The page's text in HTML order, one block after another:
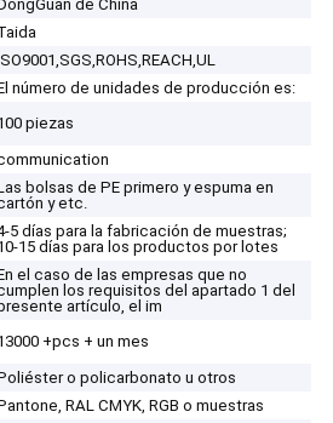
de China
número de unidades de producción es:
piezas
bolsas de PE primero y espuma en
y etc.
5 días para la fabricación de muestras;
15 días para los productos por lotes
el caso de las empresas que no
los requisitos del apartado 1 del
artículo, el im
+pcs + un mes
o policarbonato u otros
RAL CMYK, RGB o muestras